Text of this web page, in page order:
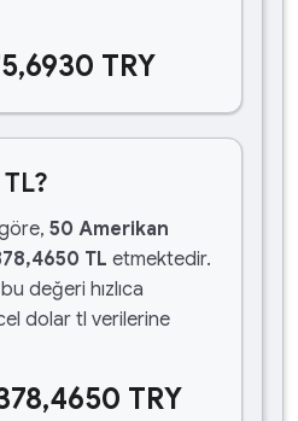
TRY
50 Amerikan
TL etmektedir.
değeri hızlıca
dolar tl verilerine
TRY